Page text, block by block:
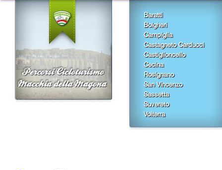
Baratti
Bolgheri
Campiglia
Castagneto Carducci
Castiglioncello
Cecina
Rosignano
San Vincenzo
Sassetta
Suvereto
Volterra